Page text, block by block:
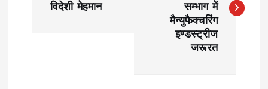
विदेशी मेहमान
सम्भाग में
मैन्युफैक्चरिंग
इण्डस्ट्रीज
जरूरत